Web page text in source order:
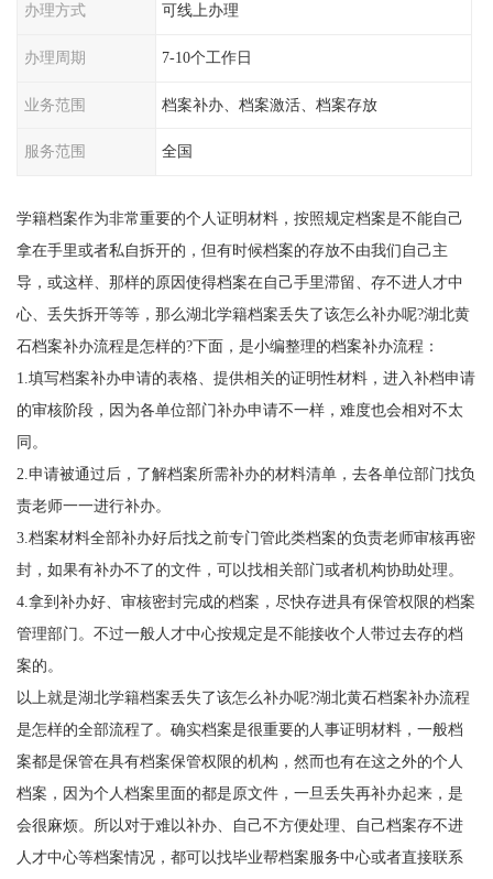
办理方式 可线上办理
办理周期 7-10个工作日
业务范围 档案补办、档案激活、档案存放
服务范围 全国
学籍档案作为非常重要的个人证明材料，按照规定档案是不能自己
拿在手里或者私自拆开的，但有时候档案的存放不由我们自己主
导，或这样、那样的原因使得档案在自己手里滞留、存不进人才中
心、丢失拆开等等，那么湖北学籍档案丢失了该怎么补办呢?湖北黄
石档案补办流程是怎样的?下面，是小编整理的档案补办流程：
1.填写档案补办申请的表格、提供相关的证明性材料，进入补档申请
的审核阶段，因为各单位部门补办申请不一样，难度也会相对不太
同。
2.申请被通过后，了解档案所需补办的材料清单，去各单位部门找负
责老师一一进行补办。
3.档案材料全部补办好后找之前专门管此类档案的负责老师审核再密
封，如果有补办不了的文件，可以找相关部门或者机构协助处理。
4.拿到补办好、审核密封完成的档案，尽快存进具有保管权限的档案
管理部门。不过一般人才中心按规定是不能接收个人带过去存的档
案的。
以上就是湖北学籍档案丢失了该怎么补办呢?湖北黄石档案补办流程
是怎样的全部流程了。确实档案是很重要的人事证明材料，一般档
案都是保管在具有档案保管权限的机构，然而也有在这之外的个人
档案，因为个人档案里面的都是原文件，一旦丢失再补办起来，是
会很麻烦。所以对于难以补办、自己不方便处理、自己档案存不进
人才中心等档案情况，都可以找毕业帮档案服务中心或者直接联系